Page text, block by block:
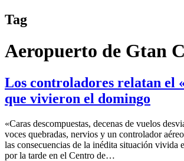
Tag
Aeropuerto de Gtan
Los controladores relatan el
que vivieron el domingo
«Caras descompuestas, decenas de vuelos
voces quebradas, nervios y un controlador
las consecuencias de la inédita situación vivida
por la tarde en el Centro de…